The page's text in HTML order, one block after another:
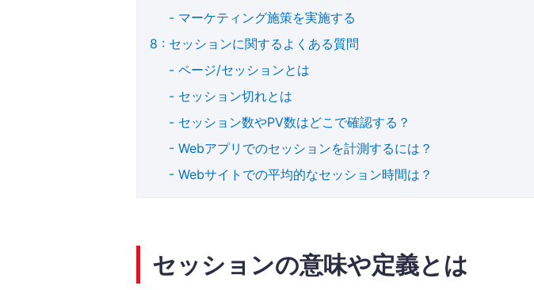
マーケティング施策を実施する
セッションに関するよくある質問
ページ/セッションとは
セッション切れとは
セッション数やPV数はどこで確認する？
Webアプリでのセッションを計測するには？
Webサイトでの平均的なセッション時間は？
セッションの意味や定義とは